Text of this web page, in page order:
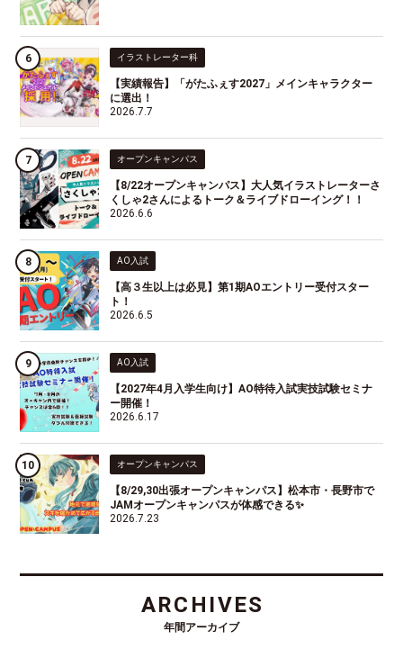
イラストレーター科
【実績報告】「がたふぇす2027」メインキャラクター
に選出！
2026.7.7
オープンキャンパス
【8/22オープンキャンパス】大人気イラストレーターさ
くしゃ2さんによるトーク＆ライブドローイング！！
2026.6.6
AO入試
【高３生以上は必見】第1期AOエントリー受付スター
ト！
2026.6.5
AO入試
【2027年4月入学生向け】AO特待入試実技試験セミナ
ー開催！
2026.6.17
オープンキャンパス
【8/29,30出張オープンキャンパス】松本市・長野市で
JAMオープンキャンパスが体感できる✨
2026.7.23
ARCHIVES
年間アーカイブ